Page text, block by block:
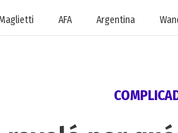
AFA Argentina